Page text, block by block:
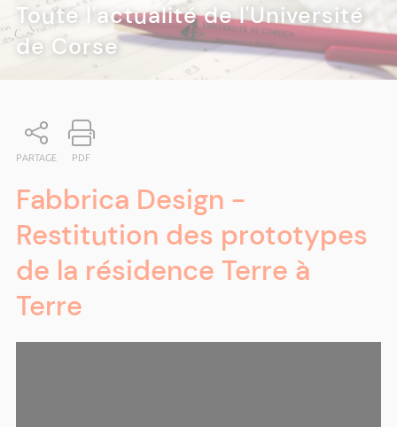
Toute l'actualité de l'Université
de Corse
PARTAGE PDF
Fabbrica Design -
Restitution des prototypes
de la résidence Terre à
Terre